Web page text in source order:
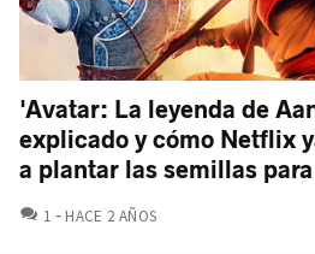
'Avatar: La leyenda de
explicado y cómo Netflix
a plantar las semillas
1 COMENTARIOS
HACE 2 AÑOS